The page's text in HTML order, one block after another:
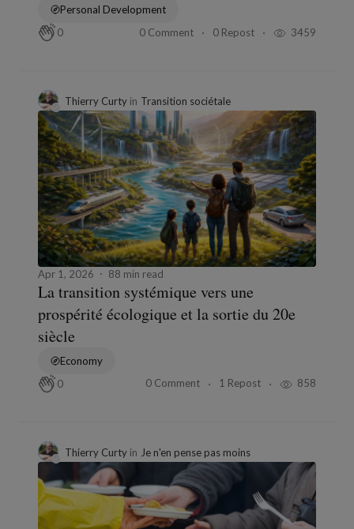
Personal Development
0
0 Comment 0 Repost 3459
Thierry Curty in Transition sociétale
Apr 1, 2026 88 min read
La transition systémique vers une
prospérité écologique et la sortie du 20e
siècle
Economy
0
0 Comment 1 Repost 858
Thierry Curty in Je n'en pense pas moins